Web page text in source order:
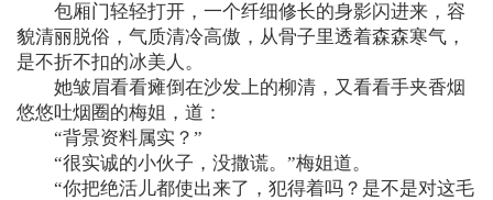
包厢门轻轻打开，一个纤细修长的身影闪进来，容
貌清丽脱俗，气质清冷高傲，从骨子里透着森森寒气，
是不折不扣的冰美人。
她皱眉看看瘫倒在沙发上的柳清，又看看手夹香烟
悠悠吐烟圈的梅姐，道：
“背景资料属实？”
“很实诚的小伙子，没撒谎。”梅姐道。
“你把绝活儿都使出来了，犯得着吗？是不是对这毛